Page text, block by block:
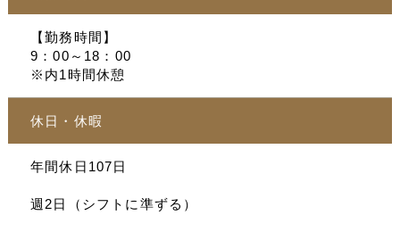
【勤務時間】
9：00～18：00
※内1時間休憩
休日・休暇
年間休日107日
週2日（シフトに準ずる）